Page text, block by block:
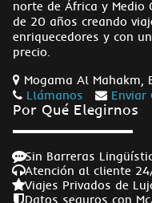
norte de África y Medio
de 20 años creando
enriquecedores y con
precio.
Mogama Al Mahakm,
Llámanos
Enviar
Por Qué Elegirnos
Sin Barreras
Atención al cliente
Viajes Privados de
Datos seguros con